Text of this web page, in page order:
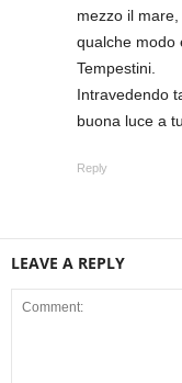
mezzo il
qualche modo
Tempestini.
Intravedendo
buona luce a
Reply
LEAVE A REPLY